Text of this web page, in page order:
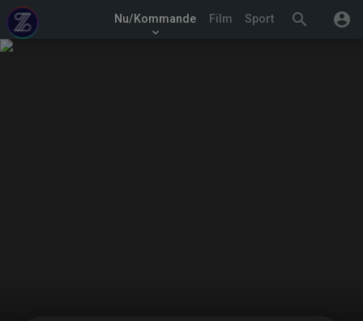
search account_circle
Nu/Kommande
keyboard_arrow_down
Film Sport